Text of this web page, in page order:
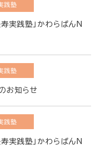
践塾
実践塾」かわらばんN
践塾
お知らせ
践塾
実践塾」かわらばんN